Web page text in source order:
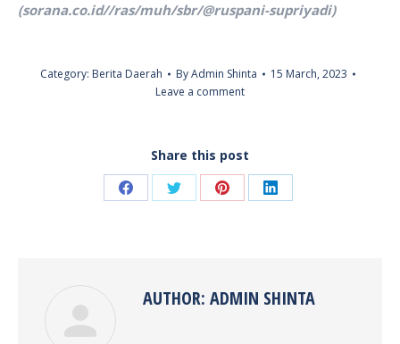
(sorana.co.id//ras/muh/sbr/@ruspani-supriyadi)
Category: Berita Daerah ByAdmin Shinta
15 March, 2023
Leave a comment
Share this post
Share Share Share Share
AUTHOR: ADMIN SHINTA